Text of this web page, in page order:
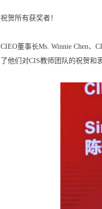
祝贺所有获奖者！
CIEO董事长Ms. Winnie Chen、
了他们对CIS教师团队的祝贺和